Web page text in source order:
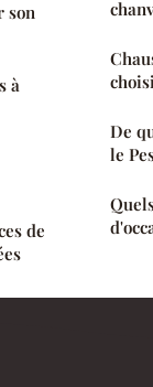
son
à
de
De
le